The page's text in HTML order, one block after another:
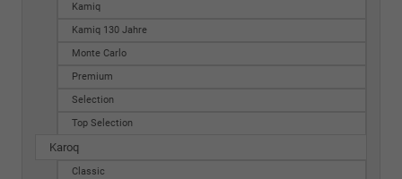
Kamiq
Kamiq 130 Jahre
Monte Carlo
Premium
Selection
Top Selection
Karoq
Classic